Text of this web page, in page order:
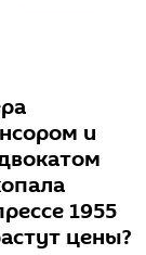
и
1955
цены?